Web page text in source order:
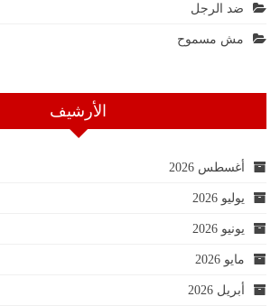
ضد الرجل
مش مسموح
الأرشيف
أغسطس 2026
يوليو 2026
يونيو 2026
مايو 2026
أبريل 2026